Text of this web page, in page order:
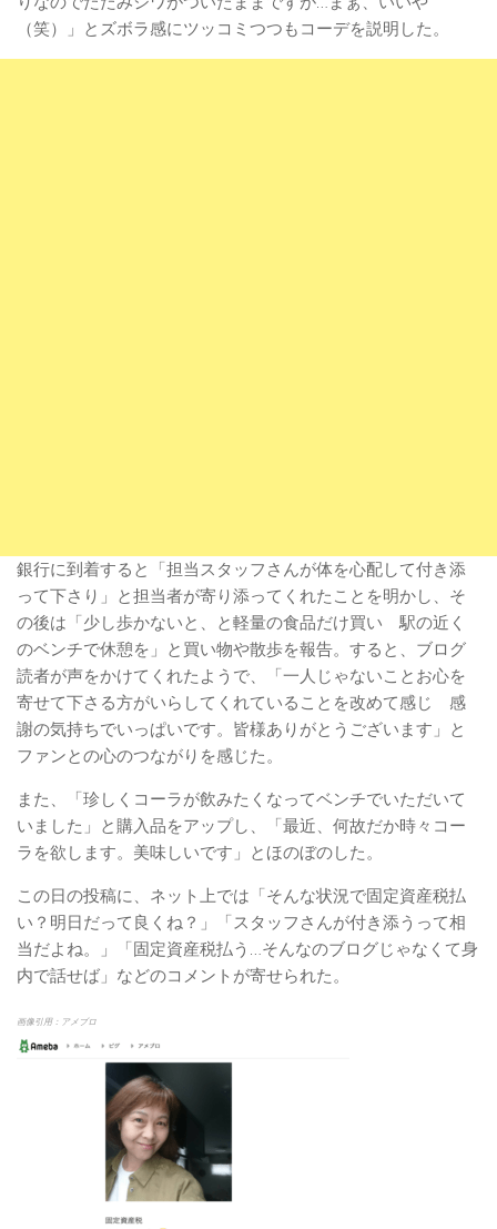
（笑）」とズボラ感にツッコミつつもコーデを説明した。
銀行に到着すると「担当スタッフさんが体を心配して付き添
って下さり」と担当者が寄り添ってくれたことを明かし、そ
の後は「少し歩かないと、と軽量の食品だけ買い 駅の近く
のベンチで休憩を」と買い物や散歩を報告。すると、ブログ
読者が声をかけてくれたようで、「一人じゃないことお心を
寄せて下さる方がいらしてくれていることを改めて感じ 感
謝の気持ちでいっぱいです。皆様ありがとうございます」と
ファンとの心のつながりを感じた。
また、「珍しくコーラが飲みたくなってベンチでいただいて
いました」と購入品をアップし、「最近、何故だか時々コー
ラを欲します。美味しいです」とほのぼのした。
この日の投稿に、ネット上では「そんな状況で固定資産税払
い？明日だって良くね？」「スタッフさんが付き添うって相
当だよね。」「固定資産税払う…そんなのブログじゃなくて身
内で話せば」などのコメントが寄せられた。
画像引用：アメブロ